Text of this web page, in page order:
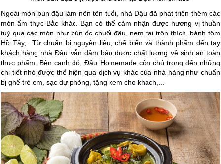
Ngoài món bún đậu làm nên tên tuổi, nhà Đậu đã phát triển thêm các
món ẩm thực Bắc khác. Bạn có thể cảm nhận được hương vị thuần
tuý qua các món như bún ốc chuối đậu, nem tai trộn thích, bánh tôm
Hồ Tây,...Từ chuẩn bị nguyên liệu, chế biến và thành phẩm đến tay
khách hàng nhà Đậu vẫn đảm bảo được chất lượng vệ sinh an toàn
thực phẩm. Bên cạnh đó, Đậu Homemade còn chú trọng đến những
chi tiết nhỏ được thể hiện qua dịch vụ khác của nhà hàng như chuẩn
bị ghế trẻ em, sạc dự phòng, tặng kem cho khách,...